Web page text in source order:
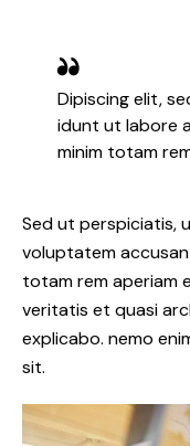
Dipiscing elit,
idunt ut labore
minim totam
Sed ut perspiciatis,
voluptatem
totam rem aperiam
veritatis et quasi
explicabo. nemo
sit.